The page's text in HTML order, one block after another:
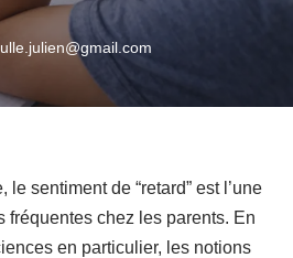
sentiment de “retard” est l’une
fréquentes chez les parents. En
en particulier, les notions